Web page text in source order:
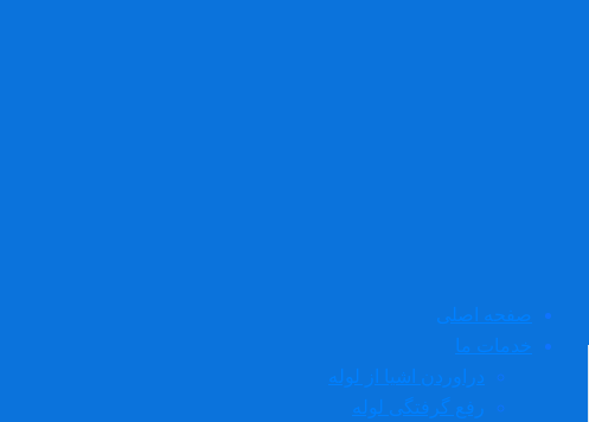
صفحه اصلی
خدمات ما
دراوردن اشیا از لوله
رفع گرفتگی لوله